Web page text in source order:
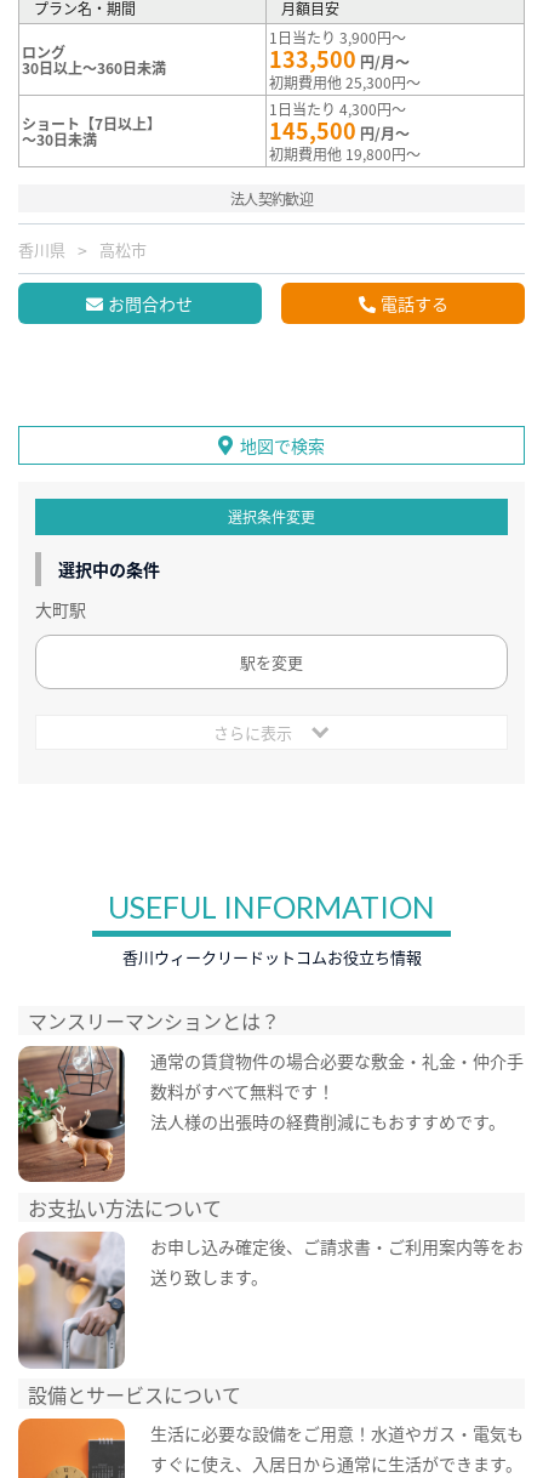
プラン名・期間 月額目安
ロング
30日以上～360日未満
1日当たり 3,900円～
133,500 円/月～
初期費用他 25,300円～
ショート【7日以上】
～30日未満
1日当たり 4,300円～
145,500 円/月～
初期費用他 19,800円～
法人契約歓迎
香川県 高松市
お問合わせ 電話する
地図で検索
選択条件変更
選択中の条件
大町駅
駅を変更
さらに表示
USEFUL INFORMATION
香川ウィークリードットコムお役立ち情報
マンスリーマンションとは？
通常の賃貸物件の場合必要な敷金・礼金・仲介手
数料がすべて無料です！
法人様の出張時の経費削減にもおすすめです。
お支払い方法について
お申し込み確定後、ご請求書・ご利用案内等をお
送り致します。
設備とサービスについて
生活に必要な設備をご用意！水道やガス・電気も
すぐに使え、入居日から通常に生活ができます。